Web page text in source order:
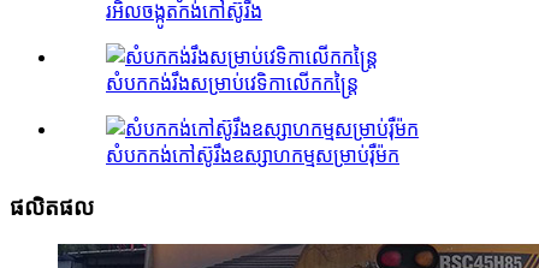
រអិលចង្កូតកង់កៅស៊ូរឹង
សំបកកង់រឹងសម្រាប់វេទិកាលើកកន្ត្រៃ
សំបកកង់កៅស៊ូរឹងឧស្សាហកម្មសម្រាប់រ៉ឺម៉ក
ផលិតផល